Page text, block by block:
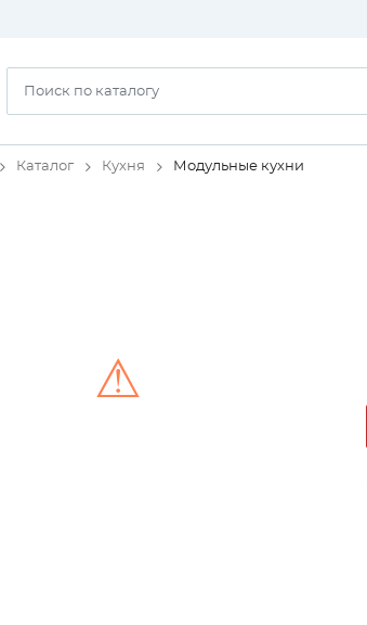
Каталог Кухня Модульные кухни
⚠